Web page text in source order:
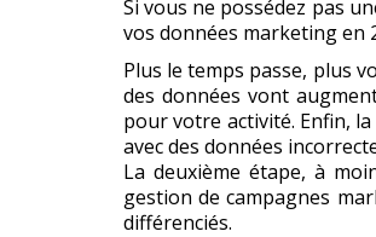
Si vous ne possédez pas
vos données marketing en
Plus le temps passe, plus
des données vont
pour votre activité. Enfin,
avec des données
La deuxième étape, à
gestion de campagnes
différenciés.